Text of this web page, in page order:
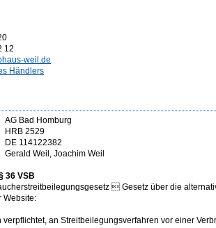
12
weil.de
Händlers
AG Bad Homburg
HRB 2529
DE 114122382
Gerald Weil, Joachim Weil
36 VSB
 Gesetz über die
Website:
an Streitbeilegungsverfahren vor einer